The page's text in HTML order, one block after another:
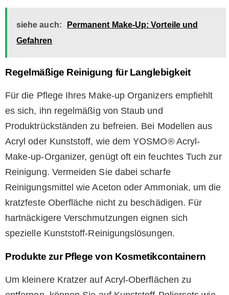
siehe auch:
Permanent Make-Up: Vorteile und
Gefahren
Regelmäßige Reinigung für Langlebigkeit
Für die Pflege Ihres Make-up Organizers empfiehlt
es sich, ihn regelmäßig von Staub und
Produktrückständen zu befreien. Bei Modellen aus
Acryl oder Kunststoff, wie dem YOSMO® Acryl-
Make-up-Organizer, genügt oft ein feuchtes Tuch zur
Reinigung. Vermeiden Sie dabei scharfe
Reinigungsmittel wie Aceton oder Ammoniak, um die
kratzfeste Oberfläche nicht zu beschädigen. Für
hartnäckigere Verschmutzungen eignen sich
spezielle Kunststoff-Reinigungslösungen.
Produkte zur Pflege von Kosmetikcontainern
Um kleinere Kratzer auf Acryl-Oberflächen zu